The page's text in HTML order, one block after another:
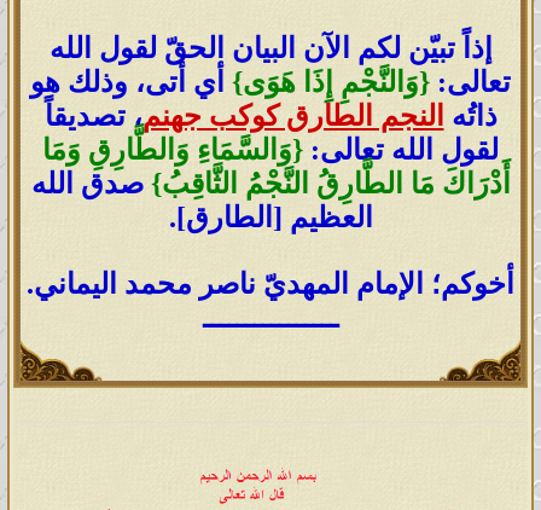
إذاً تبيّن لكم الآن البيان الحقّ لقول الله
تعالى: {وَالنَّجْمِ إِذَا هَوَى} أي أتى، وذلك هو
ذاتُه النجم الطارق كوكب جهنم، تصديقاً
لقول الله تعالى: {وَالسَّمَاءِ وَالطَّارِقِ وَمَا
أَدْرَاكَ مَا الطَّارِقُ النَّجْمُ الثَّاقِبُ}صدق الله
العظيم [الطارق].
أخوكم؛ الإمام المهديّ ناصر محمد اليماني.
ــــــــــــــــ